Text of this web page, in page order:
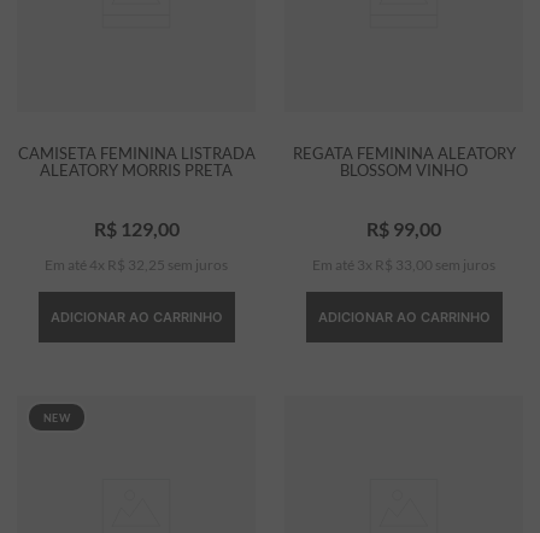
CAMISETA FEMININA LISTRADA
ALEATORY MORRIS PRETA
R$ 129, 00
Em até 4 x R$ 32 25 sem juros
ADICIONAR AO CARRINHO
REGATA FEMININA ALEATORY
BLOSSOM VINHO
R$ 99 00
Em até 3 x R$ 33 00 sem juros
ADICIONAR AO CARRINHO
NEW